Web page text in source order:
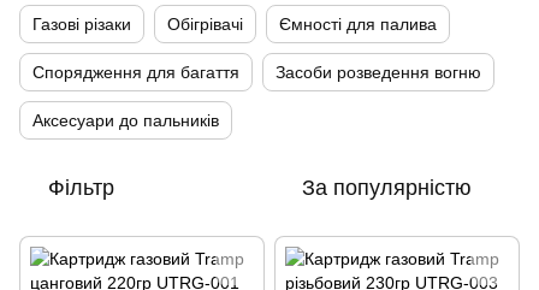
Газові різаки Обігрівачі Ємності для палива
Спорядження для багаття Засоби розведення вогню
Аксесуари до пальників
Фільтр За популярністю